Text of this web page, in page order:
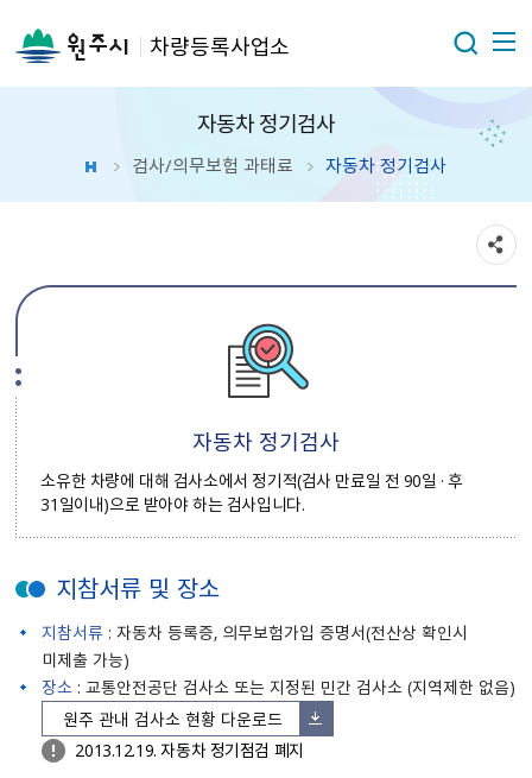
차량등록사업소
자동차 정기검사
검사/의무보험 과태료 자동차 정기검사
자동차 정기검사
소유한 차량에 대해 검사소에서 정기적(검사 만료일 전 90일 · 후
31일이내)으로 받아야 하는 검사입니다.
지참서류 및 장소
지참서류 : 자동차 등록증, 의무보험가입 증명서(전산상 확인시
미제출 가능)
장소 : 교통안전공단 검사소 또는 지정된 민간 검사소 (지역제한 없음)
원주 관내 검사소 현황 다운로드
2013.12.19. 자동차 정기점검 폐지